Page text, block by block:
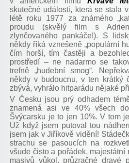
skutečné události, která se stala
létě roku 1977 za známého
proudu (skvělý film s
zlynčovaného pankáče!). S
někdy říká vznešeně „populární
čím horší, tím častěji a
prostředí – ne nadarmo se
trefně „hudební smog“.
někdy v budoucnu, v ten krátký
zbývá, vyhrálo hitparádu nějaké
V Česku jsou prý odhadem
znamená asi ve 40% všech
Švýcarsku je to jen 10%. V tom
Už když jsem putoval tou
jsem jak v Jiříkově vidění!
strachu se pasoucích na
všude čisto a pořádek, majestátní
masivů vůkol, průzračné dravé